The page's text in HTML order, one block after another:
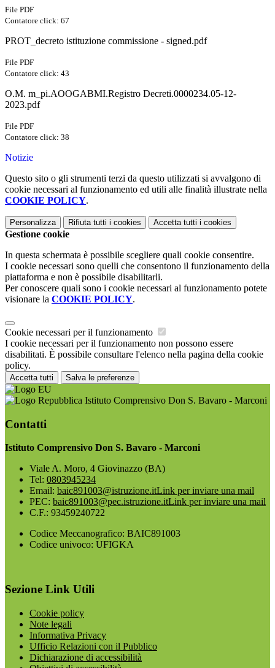
File PDF
Contatore click: 67
PROT_decreto istituzione commissione - signed.pdf
File PDF
Contatore click: 43
O.M. m_pi.AOOGABMI.Registro Decreti.0000234.05-12-
2023.pdf
File PDF
Contatore click: 38
Notizie
Questo sito o gli strumenti terzi da questo utilizzati si avvalgono di
cookie necessari al funzionamento ed utili alle finalità illustrate nella
COOKIE POLICY.
Personalizza Rifiuta tutti i cookies Accetta tutti i cookies
Gestione cookie
In questa schermata è possibile scegliere quali cookie consentire.
I cookie necessari sono quelli che consentono il funzionamento della
piattaforma e non è possibile disabilitarli.
Per conoscere quali sono i cookie necessari al funzionamento potete
visionare la COOKIE POLICY.
Cookie necessari per il funzionamento
I cookie necessari per il funzionamento non possono essere
disabilitati. È possibile consultare l'elenco nella pagina della cookie
policy.
Accetta tutti Salva le preferenze
Istituto Comprensivo Don S. Bavaro - Marconi
Contatti
Istituto Comprensivo Don S. Bavaro - Marconi
Viale A. Moro, 4 Giovinazzo (BA)
Tel: 0803945234
Email: baic891003@istruzione.itLink per inviare una mail
PEC: baic891003@pec.istruzione.itLink per inviare una mail
C.F.: 93459240722
Codice Meccanografico: BAIC891003
Codice univoco: UFIGKA
Sezione Link Utili
Cookie policy
Note legali
Informativa Privacy
Ufficio Relazioni con il Pubblico
Dichiarazione di accessibilità